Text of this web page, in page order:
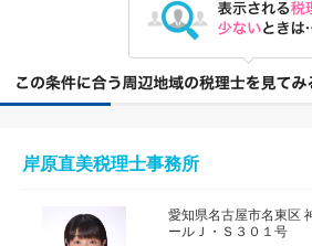
岸原直美税理士事務所
愛知県名古屋市名東区
ールＪ・Ｓ３０１号